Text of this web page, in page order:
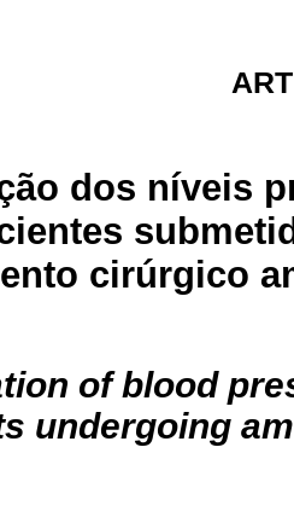
dos níveis
cirúrgico
of blood
undergoing